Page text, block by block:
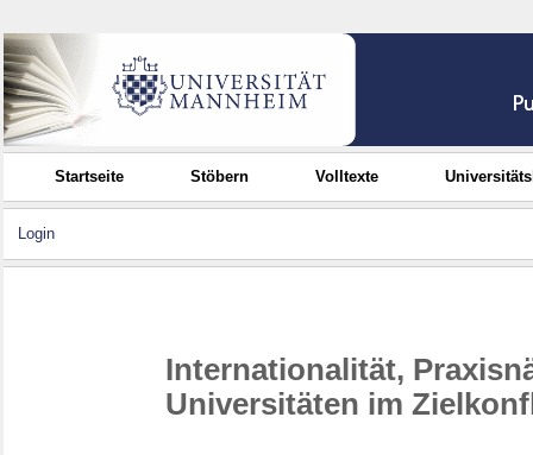
Startseite Stöbern Volltexte
Login
Internationalität,
Universitäten im